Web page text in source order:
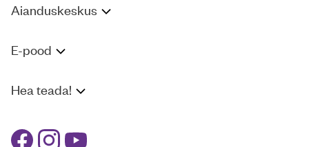
Aianduskeskus
E-pood
Hea teada!